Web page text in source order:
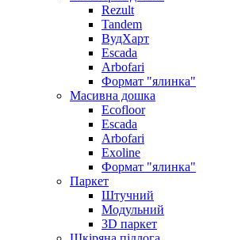
Rezult
Tandem
ВудХарт
Escada
Arbofari
Формат "ялинка"
Масивна дошка
Ecofloor
Escada
Arbofari
Exoline
Формат "ялинка"
Паркет
Штучний
Модульний
3D паркет